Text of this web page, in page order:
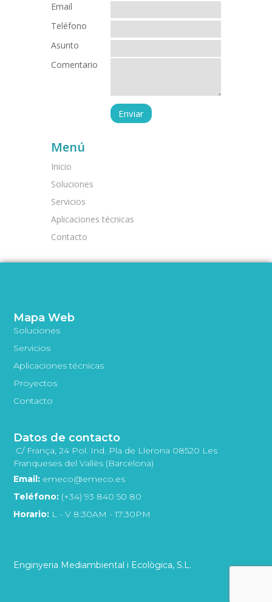
Email
Teléfono
Asunto
Comentario
Menú
Inicio
Soluciones
Servicios
Aplicaciones técnicas
Contacto
Enginyeria Mediambiental i Ecològica, S.L.
Mapa Web
Soluciones
Servicios
Aplicaciones técnicas
Proyectos
Contacto
Datos de contacto
C/ França, 24 Pol. Ind. Pla de Llerona 08520 Les
Franqueses del Vallès (Barcelona)
Email: emeco@emeco.es
Teléfono: (+34) 93 840 50 80
Horario: L - V 8:30AM - 17:30PM